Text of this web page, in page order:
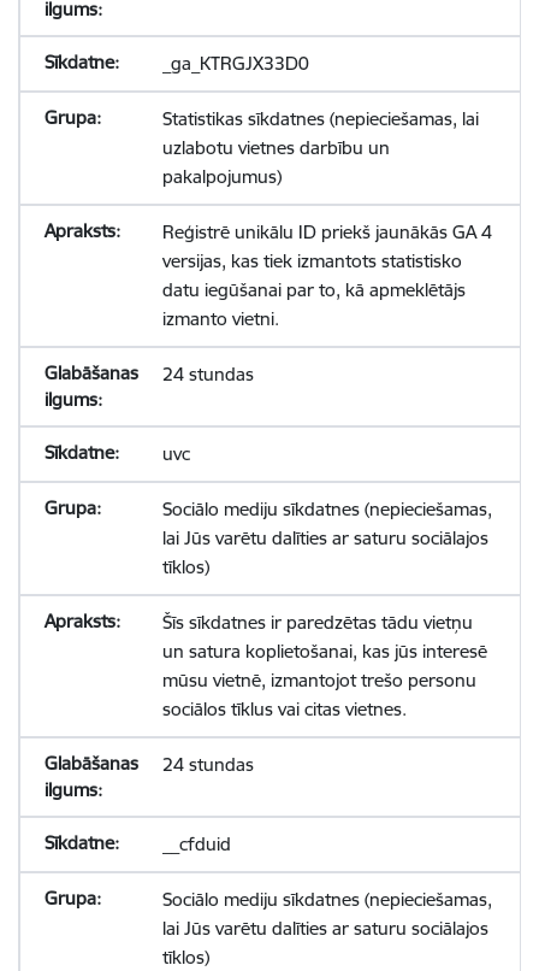
_ga_KTRGJX33D0
Statistikas sīkdatnes (nepieciešamas, lai
uzlabotu vietnes darbību un
pakalpojumus)
Reģistrē unikālu ID priekš jaunākās GA 4
versijas, kas tiek izmantots statistisko
datu iegūšanai par to, kā apmeklētājs
izmanto vietni.
24 stundas
uvc
Sociālo mediju sīkdatnes (nepieciešamas,
lai Jūs varētu dalīties ar saturu sociālajos
tīklos)
Šīs sīkdatnes ir paredzētas tādu vietņu
un satura koplietošanai, kas jūs interesē
mūsu vietnē, izmantojot trešo personu
sociālos tīklus vai citas vietnes.
24 stundas
__cfduid
Sociālo mediju sīkdatnes (nepieciešamas,
lai Jūs varētu dalīties ar saturu sociālajos
tīklos)